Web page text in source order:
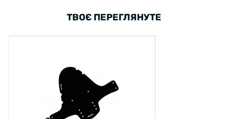
ТВОЄ ПЕРЕГЛЯНУТЕ